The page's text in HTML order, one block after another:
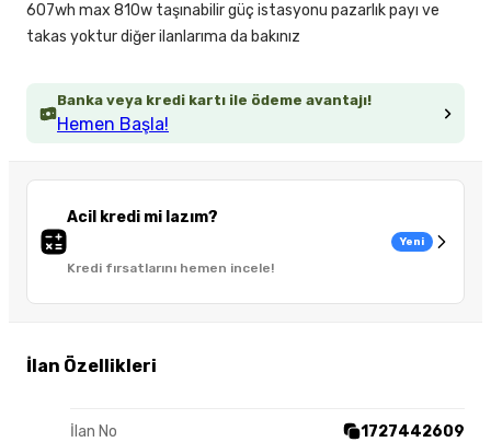
Banka veya kredi kartı ile ödeme avantajı!
Hemen Başla!
Acil kredi mi lazım?
Kredi fırsatlarını hemen incele!
Yeni
İlan Özellikleri
İlan No 1727442609
607wh max 810w taşınabilir güç istasyonu pazarlık payı ve
takas yoktur diğer ilanlarıma da bakınız